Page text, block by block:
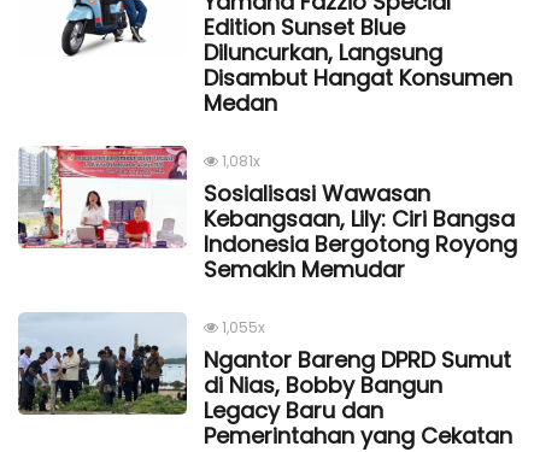
Edition Sunset Blue
Diluncurkan, Langsung
Disambut Hangat Konsumen
Medan
1,081x
Sosialisasi Wawasan
Kebangsaan, Lily: Ciri Bangsa
Indonesia Bergotong Royong
Semakin Memudar
1,055x
Ngantor Bareng DPRD Sumut
di Nias, Bobby Bangun
Legacy Baru dan
Pemerintahan yang Cekatan